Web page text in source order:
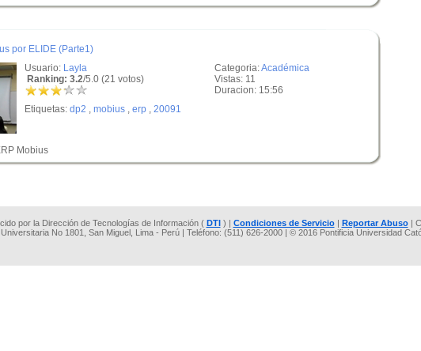
por ELIDE (Parte1)
Categoria:Académica
Vistas: 11
Duracion: 15:56
Usuario: Layla
Ranking: 3.2/5.0 (21 votos)
Etiquetas: dp2 , mobius , erp , 20091
Mobius
por la Dirección de Tecnologías de Información ( DTI) | Condiciones de Servicio| Reportar Abuso|
No 1801, San Miguel, Lima - Perú | Teléfono: (511) 626-2000 | © 2016 Pontificia Universidad